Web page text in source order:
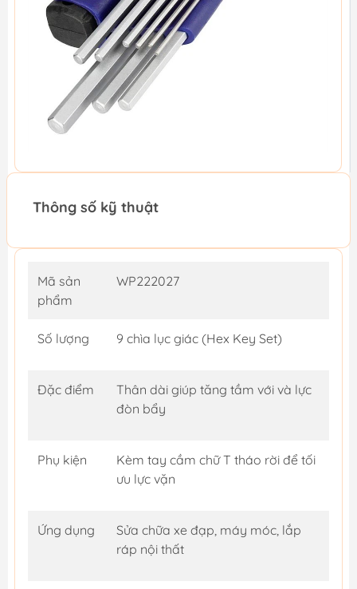
Thông số kỹ thuật
Mã sản
phẩm
WP222027
Số lượng 9 chìa lục giác (Hex Key Set)
Đặc điểm
Thân dài giúp tăng tầm với và lực
đòn bẩy
Phụ kiện
Kèm tay cầm chữ T tháo rời để tối
ưu lực vặn
Ứng dụng
Sửa chữa xe đạp, máy móc, lắp
ráp nội thất